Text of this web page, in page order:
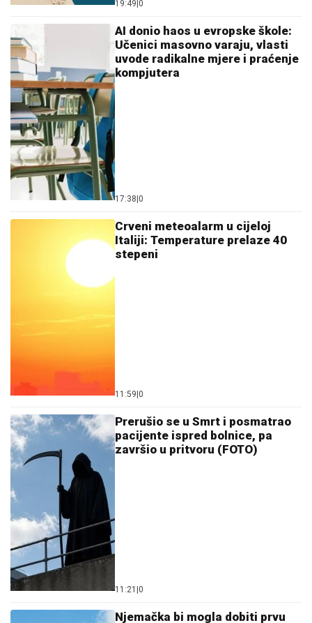
19:49 0
AI donio haos u evropske škole:
Učenici masovno varaju, vlasti
uvode radikalne mjere i praćenje
kompjutera
17:38 0
Crveni meteoalarm u cijeloj
Italiji: Temperature prelaze 40
stepeni
11:59 0
Prerušio se u Smrt i posmatrao
pacijente ispred bolnice, pa
završio u pritvoru (FOTO)
11:21 0
Njemačka bi mogla dobiti prvu